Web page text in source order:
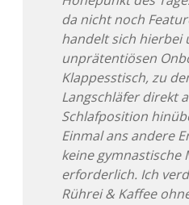
da nicht noch
handelt sich hierbei
unprätentiösen
Klappesstisch, zu
Langschläfer direkt
Schlafposition
Einmal ans andere
keine gymnastische
erforderlich. Ich
Rührei & Kaffee